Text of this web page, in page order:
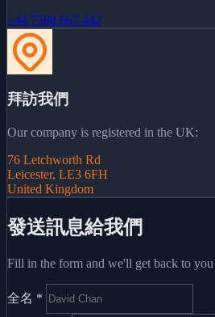
+44 7588 667 442
拜訪我們
Our company is registered in the UK:
76 Letchworth Rd
Leicester, LE3 6FH
United Kingdom
發送訊息給我們
Fill in the form and we'll get back to you
全名 *